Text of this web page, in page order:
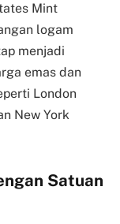
Mint
logam
menjadi
emas dan
London
New York
Satuan